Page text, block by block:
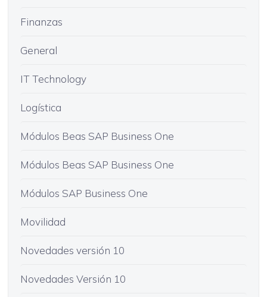
Finanzas
General
IT Technology
Logística
Módulos Beas SAP Business One
Módulos Beas SAP Business One
Módulos SAP Business One
Movilidad
Novedades versión 10
Novedades Versión 10